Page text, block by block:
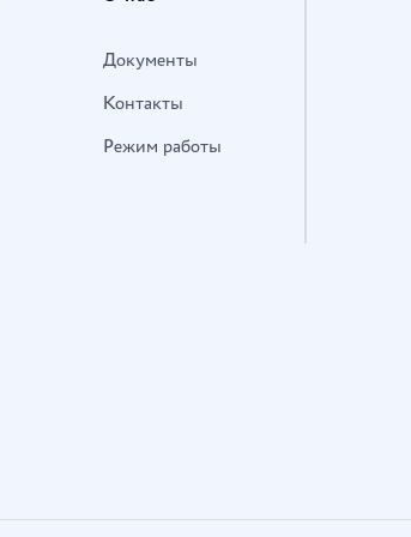
Документы
Контакты
Режим работы